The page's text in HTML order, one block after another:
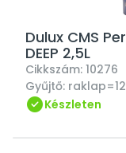
Dulux CMS
DEEP 2,5L
Cikkszám: 10276
Gyűjtő:
Készleten